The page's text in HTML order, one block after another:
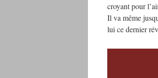
croyant pour
Il va même
lui ce dernier